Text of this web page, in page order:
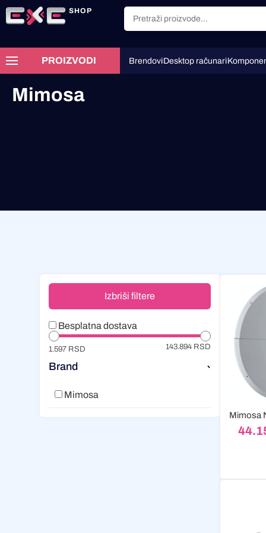
SHOP
PROIZVODI BrendoviDesktop računari
Mimosa
Izbriši filtere
Besplatna dostava
1.597 RSD 143.894 RSD
Brand -
Mimosa